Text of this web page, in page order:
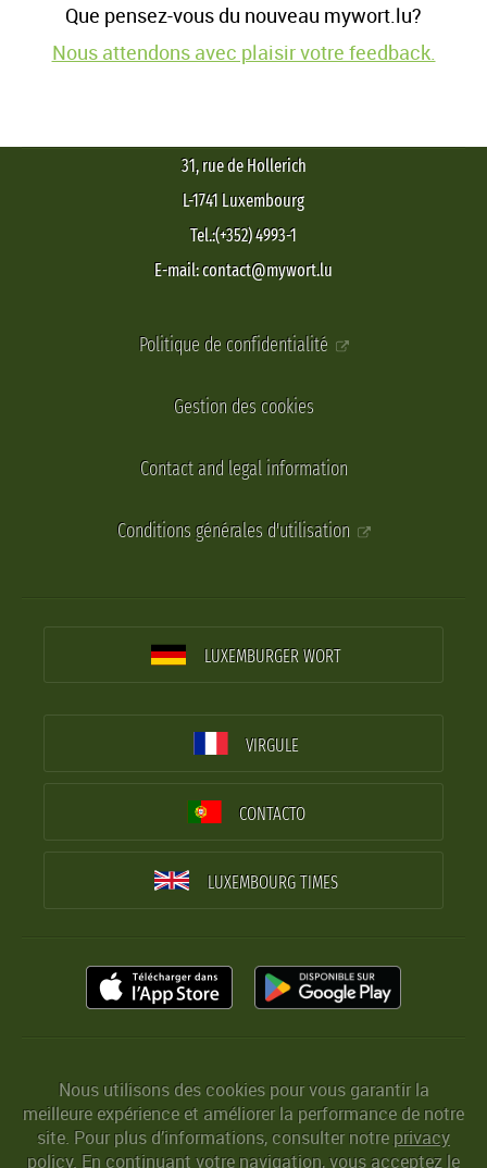
Que pensez-vous du nouveau mywort.lu?
Nous attendons avec plaisir votre feedback.
31, rue de Hollerich
L-1741 Luxembourg
Tel.:(+352) 4993-1
E-mail: contact@mywort.lu
Politique de confidentialité
Gestion des cookies
Contact and legal information
Conditions générales d'utilisation
LUXEMBURGER WORT
VIRGULE
CONTACTO
LUXEMBOURG TIMES
Nous utilisons des cookies pour vous garantir la
meilleure expérience et améliorer la performance de notre
site. Pour plus d’informations, consulter notreprivacy
policy. En continuant votre navigation, vous acceptez le